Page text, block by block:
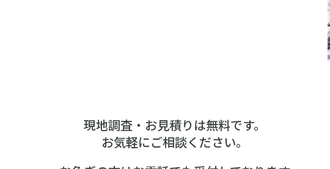
現地調査・お見積りは無料です。
お気軽にご相談ください。